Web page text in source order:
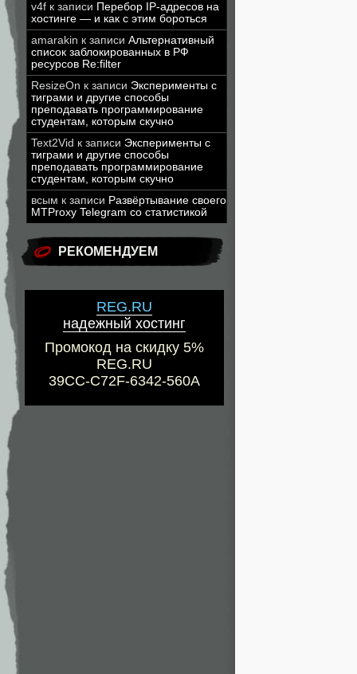
v4f к записи Перебор IP-адресов на
хостинге — и как с этим бороться
amarakin к записи Альтернативный
список заблокированных в РФ
ресурсов Re:filter
ResizeOn к записи Эксперименты с
тиграми и другие способы
преподавать программирование
студентам, которым скучно
Text2Vid к записи Эксперименты с
тиграми и другие способы
преподавать программирование
студентам, которым скучно
всым к записи Развёртывание своего
MTProxy Telegram со статистикой
РЕКОМЕНДУЕМ
REG.RU
надежный хостинг
Промокод на скидку 5%
REG.RU
39CC-C72F-6342-560A